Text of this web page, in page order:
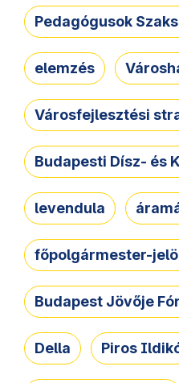
Pedagógusok
elemzés
Városfejlesztési
Budapesti Dísz- és
levendula
főpolgármester-
Budapest Jövője
Della Piros